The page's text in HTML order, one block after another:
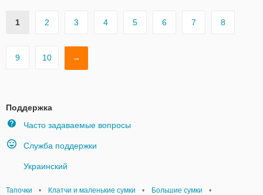
1 2 3 4 5 6 7 8
9 10 →
Поддержка
Часто задаваемые вопросы
Служба поддержки
Украинский
Тапочки • Клатчи и маленькие сумки • Большие сумки
•